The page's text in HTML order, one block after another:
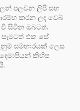
පලවන ලිපි සහ
කරන ලද වෙබ්
වී සිටින ඔබටත්,
එක සේ
සම්භාරයක් ලෙස
කිහිප